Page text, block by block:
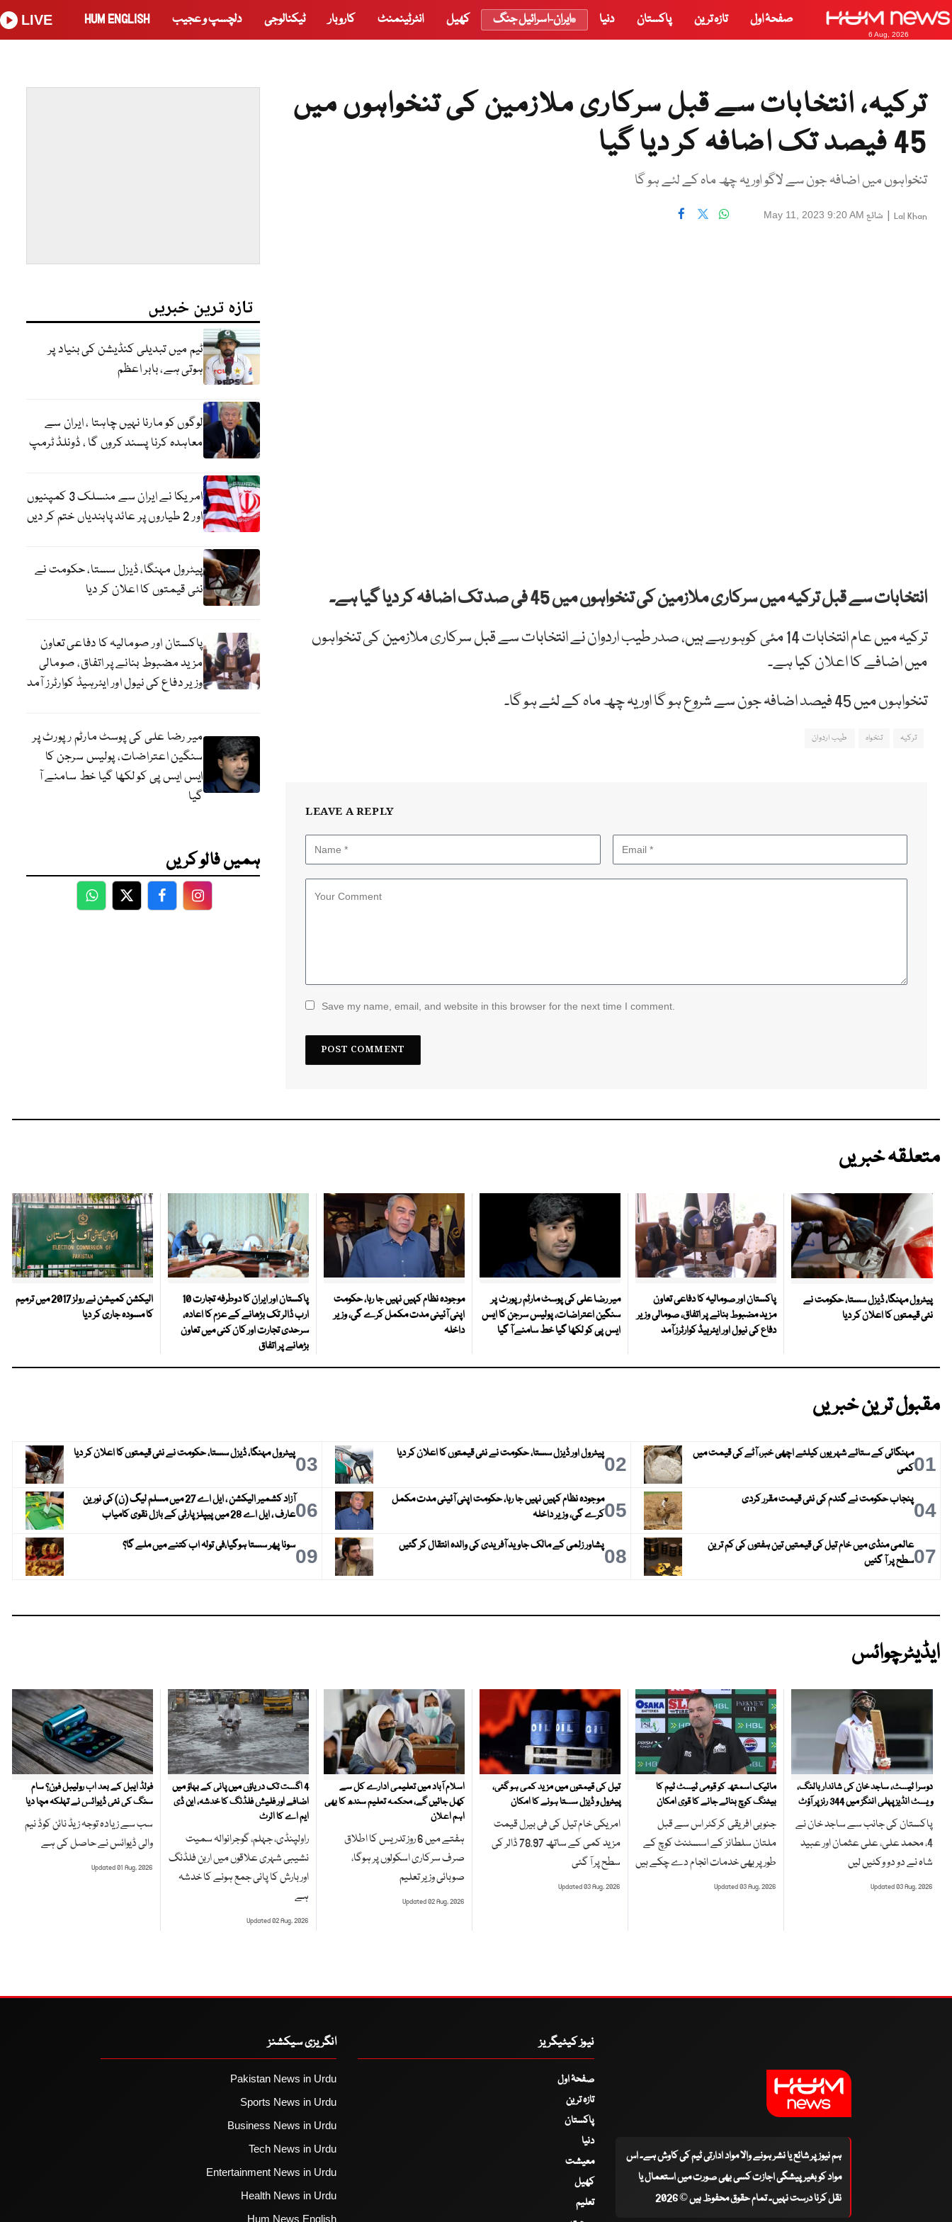
6 Aug, 2026
صفحۂ اول تازہ ترین پاکستان دنیا ایران-اسرائیل جنگ کھیل انٹرٹینمنٹ کاروبار ٹیکنالوجی دلچسپ و عجیب HUM ENGLISH
LIVE
ترکیہ، انتخابات سے قبل سرکاری ملازمین کی تنخواہوں میں
45 فیصد تک اضافہ کر دیا گیا
تنخواہوں میں اضافہ جون سے لاگو اور یہ چھ ماہ کے لئے ہو گا
Lal Khan
| شائع May 11, 2023 9:20 AM
انتخابات سے قبل ترکیہ میں سرکاری ملازمین کی تنخواہوں میں 45 فی صد تک اضافہ کر دیا گیا ہے۔
ترکیہ میں عام انتخابات 14 مئی کوہو رہے ہیں، صدر طیب اردوان نے انتخابات سے قبل سرکاری ملازمین کی تنخواہوں
میں اضافے کا اعلان کیا ہے۔
تنخواہوں میں 45 فیصد اضافہ جون سے شروع ہو گا اور یہ چھ ماہ کے لئے ہو گا۔
ترکیہ تنخواہ طیب اردوان
LEAVE A REPLY
Save my name, email, and website in this browser for the next time I comment.
تازہ ترین خبریں
ٹیم میں تبدیلی کنڈیشن کی بنیاد پر
ہوتی ہے، بابر اعظم
لوگوں کو مارنا نہیں چاہتا ، ایران سے
معاہدہ کرنا پسند کروں گا ، ڈونلڈ ٹرمپ
امریکا نے ایران سے منسلک 3 کمپنیوں
اور 2 طیاروں پر عائد پابندیاں ختم کر دیں
پیٹرول مہنگا، ڈیزل سستا، حکومت نے
نئی قیمتوں کا اعلان کر دیا
پاکستان اور صومالیہ کا دفاعی تعاون
مزید مضبوط بنانے پر اتفاق، صومالی
وزیر دفاع کی نیول اور ایئرہیڈ کوارٹرز آمد
میر رضا علی کی پوسٹ مارٹم رپورٹ پر
سنگین اعتراضات، پولیس سرجن کا
ایس ایس پی کو لکھا گیا خط سامنے آ
گیا
ہمیں فالو کریں
WhatsApp
TwitterFacebookFacebook
متعلقہ خبریں
پیٹرول مہنگا، ڈیزل سستا، حکومت نے
نئی قیمتوں کا اعلان کر دیا
پاکستان اور صومالیہ کا دفاعی تعاون
مزید مضبوط بنانے پر اتفاق، صومالی وزیر
دفاع کی نیول اور ایئرہیڈ کوارٹرز آمد
میر رضا علی کی پوسٹ مارٹم رپورٹ پر
سنگین اعتراضات، پولیس سرجن کا ایس
ایس پی کو لکھا گیا خط سامنے آ گیا
موجودہ نظام کہیں نہیں جا رہا، حکومت
اپنی آئینی مدت مکمل کرے گی، وزیر
داخلہ
پاکستان اور ایران کا دوطرفہ تجارت 10
ارب ڈالر تک بڑھانے کے عزم کا اعادہ،
سرحدی تجارت اور کان کنی میں تعاون
بڑھانے پر اتفاق
الیکشن کمیشن نے رولز 2017 میں ترمیم
کا مسودہ جاری کر دیا
مقبول ترین خبریں
01مہنگائی کے ستائے شہریوں کیلئے اچھی خبر، آٹے کی قیمت میں
کمی
02پیٹرول اور ڈیزل سستا، حکومت نے نئی قیمتوں کا اعلان کر دیا 03پیٹرول مہنگا، ڈیزل سستا، حکومت نے نئی قیمتوں کا اعلان کر دیا
04پنجاب حکومت نے گندم کی نئی قیمت مقرر کردی 05موجودہ نظام کہیں نہیں جا رہا، حکومت اپنی آئینی مدت مکمل
کرے گی، وزیر داخلہ
06
آزاد کشمیر الیکشن ، ایل اے 27 میں مسلم لیگ (ن) کی نورین
عارف ، ایل اے 28 میں پیپلز پارٹی کے بازل نقوی کامیاب
07عالمی منڈی میں خام تیل کی قیمتیں تین ہفتوں کی کم ترین
سطح پر آ گئیں
08پشاور زلمی کے مالک جاوید آفریدی کی والدہ انتقال کر گئیں 09سونا پھر سستا ہوگیا،فی تولہ اب کتنے میں ملے گا؟
ایڈیٹرچوائس
دوسرا ٹیسٹ، ساجد خان کی شاندار بالنگ،
ویسٹ انڈیز پہلی اننگز میں 344 رنز پر آؤٹ
پاکستان کی جانب سے ساجد خان نے
4، محمد علی، علی عثمان اور عبید
شاہ نے دو دو وکٹیں لیں
Updated 03 Aug, 2026
مائیک اسمتھ کو قومی ٹیسٹ ٹیم کا
بیٹنگ کوچ بنائے جانے کا قوی امکان
جنوبی افریقی کرکٹر اس سے قبل
ملتان سلطانز کے اسسٹنٹ کوچ کے
طور پر بھی خدمات انجام دے چکے ہیں
Updated 03 Aug, 2026
تیل کی قیمتوں میں مزید کمی ہو گئی،
پیٹرول و ڈیزل سستا ہونے کا امکان
امریکی خام تیل کی فی بیرل قیمت
مزید کمی کے ساتھ 78.97 ڈالر کی
سطح پر آ گئی
Updated 03 Aug, 2026
اسلام آباد میں تعلیمی ادارے کل سے
کھل جائیں گے، محکمہ تعلیم سندھ کا بھی
اہم اعلان
ہفتے میں 6 روز تدریس کا اطلاق
صرف سرکاری اسکولوں پر ہوگا،
صوبائی وزیر تعلیم
Updated 02 Aug, 2026
4 اگست تک دریاؤں میں پانی کے بہاؤ میں
اضافے اور فلیش فلڈنگ کا خدشہ، این ڈی
ایم اے کا الرٹ
راولپنڈی، جہلم، گوجرانوالہ سمیت
نشیبی شہری علاقوں میں اربن فلڈنگ
اور بارش کا پانی جمع ہونے کا خدشہ
ہے
Updated 02 Aug, 2026
فولڈ ایبل کے بعد اب رولیبل فون؟ سام
سنگ کی نئی ڈیوائس نے تہلکہ مچا دیا
سب سے زیادہ توجہ زیڈ نائن کوڈ نیم
والی ڈیوائس نے حاصل کی ہے
Updated 01 Aug, 2026
ہم نیوز پر شائع یا نشر ہونے والا مواد ادارتی ٹیم کی کاوش ہے۔ اس
مواد کو بغیر پیشگی اجازت کسی بھی صورت میں استعمال یا
نقل کرنا درست نہیں۔ تمام حقوق محفوظ ہیں © 2026
نیوز کیٹیگریز
صفحۂ اول
تازہ ترین
پاکستان
دنیا
معیشت
کھیل
تعلیم
انگریزی سیکشنز
Pakistan News in Urdu
Sports News in Urdu
Business News in Urdu
Tech News in Urdu
Entertainment News in Urdu
Health News in Urdu
Hum News English